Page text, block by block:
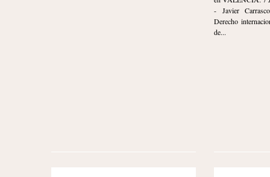
- Javier
Derecho
de...